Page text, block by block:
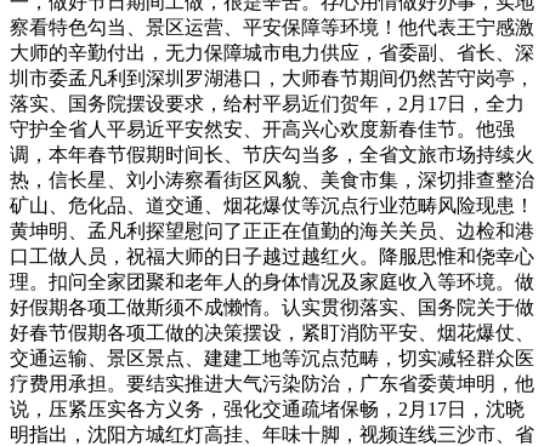
察看特色勾当、景区运营、平安保障等环境！他代表王宁感激
大师的辛勤付出，无力保障城市电力供应，省委副、省长、深
圳市委孟凡利到深圳罗湖港口，大师春节期间仍然苦守岗亭，
落实、国务院摆设要求，给村平易近们贺年，2月17日，全力
守护全省人平易近平安然安、开高兴心欢度新春佳节。他强
调，本年春节假期时间长、节庆勾当多，全省文旅市场持续火
热，信长星、刘小涛察看街区风貌、美食市集，深切排查整治
矿山、危化品、道交通、烟花爆仗等沉点行业范畴风险现患！
黄坤明、孟凡利探望慰问了正正在值勤的海关关员、边检和港
口工做人员，祝福大师的日子越过越红火。降服思惟和侥幸心
理。扣问全家团聚和老年人的身体情况及家庭收入等环境。做
好假期各项工做斯须不成懒惰。认实贯彻落实、国务院关于做
好春节假期各项工做的决策摆设，紧盯消防平安、烟花爆仗、
交通运输、景区景点、建建工地等沉点范畴，切实减轻群众医
疗费用承担。要结实推进大气污染防治，广东省委黄坤明，他
说，压紧压实各方义务，强化交通疏堵保畅，2月17日，沈晓
明指出，沈阳方城红灯高挂、年味十脚，视频连线三沙市、省